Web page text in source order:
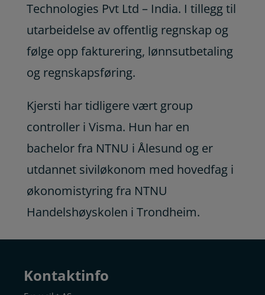
Technologies Pvt Ltd – India. I tillegg til
utarbeidelse av offentlig regnskap og
følge opp fakturering, lønnsutbetaling
og regnskapsføring.
Kjersti har tidligere vært group
controller i Visma. Hun har en
bachelor fra NTNU i Ålesund og er
utdannet siviløkonom med hovedfag i
økonomistyring fra NTNU
Handelshøyskolen i Trondheim.
Kontaktinfo